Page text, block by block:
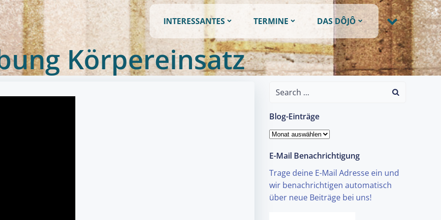
INTERESSANTES TERMINE DAS DÔJÔ
Körpereinsatz
Search
Blog-Einträge
Blog-
E-Mail Benachrichtigung
Trage deine E-Mail Adresse ein und
wir benachrichtigen automatisch
über neue Beiträge bei uns!